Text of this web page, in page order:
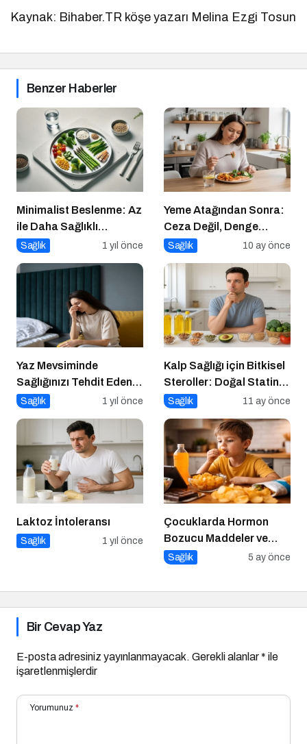
Kaynak: Bihaber.TR köşe yazarı Melina Ezgi Tosun
Benzer Haberler
Minimalist Beslenme: Az
ile Daha Sağlıklı
Yaşamak
Sağlık 1 yıl önce
Yeme Atağından Sonra:
Ceza Değil, Denge
Zamanı
Sağlık 10 ay önce
Yaz Mevsiminde
Sağlığınızı Tehdit Eden
Hastalıklara Dikkat!
Sağlık 1 yıl önce
Kalp Sağlığı için Bitkisel
Steroller: Doğal Statin
Etkisi
Sağlık 11 ay önce
Laktoz İntoleransı
Sağlık 1 yıl önce
Çocuklarda Hormon
Bozucu Maddeler ve
Paketli Gıdalar
Sağlık 5 ay önce
Bir Cevap Yaz
E-posta adresiniz yayınlanmayacak. Gerekli alanlar* ile
işaretlenmişlerdir
Yorumunuz *